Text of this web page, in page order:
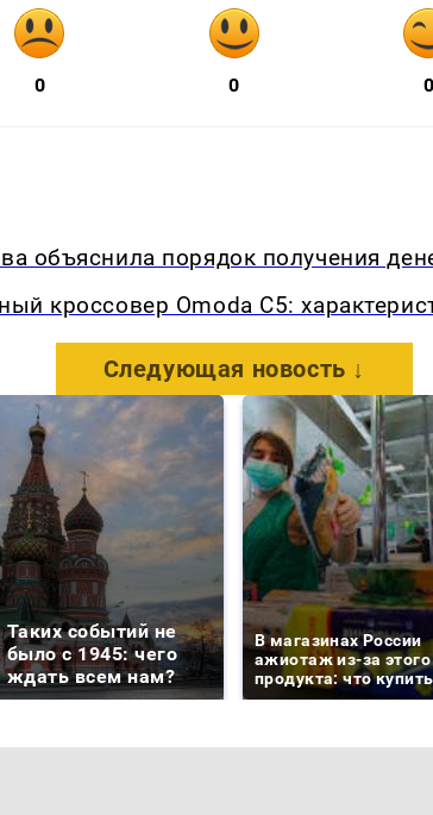
0 0 0
объяснила порядок получения
кроссовер Omoda C5:
Следующая новость ↓
Таких событий не
было с 1945: чего
ждать всем нам?
В магазинах России
ажиотаж из-за этого
продукта: что